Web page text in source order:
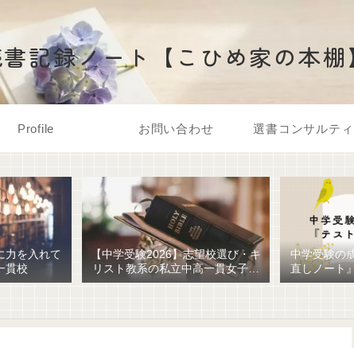
記録ノート【こひめ家の本棚
Profile お問い合わせ 選書コンサルテ
力を入れて
貫校
【中学受験2026】志望校選び・キ
リスト教系の私立中高一貫女子校
を調べてみました
中学受験の
直しノート
ための最強